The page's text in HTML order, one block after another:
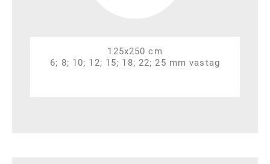
125x250 cm
6; 8; 10; 12; 15; 18; 22; 25 mm vastag